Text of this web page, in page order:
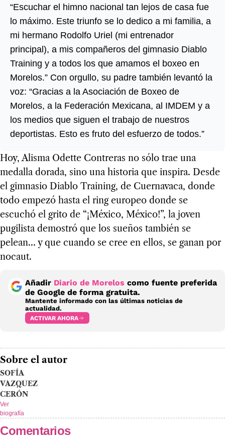
“Escuchar el himno nacional tan lejos de casa fue
lo máximo. Este triunfo se lo dedico a mi familia, a
mi hermano Rodolfo Uriel (mi entrenador
principal), a mis compañeros del gimnasio Diablo
Training y a todos los que amamos el boxeo en
Morelos.” Con orgullo, su padre también levantó la
voz: “Gracias a la Asociación de Boxeo de
Morelos, a la Federación Mexicana, al IMDEM y a
los medios que siguen el trabajo de nuestros
deportistas. Esto es fruto del esfuerzo de todos.”
Hoy, Alisma Odette Contreras no sólo trae una
medalla dorada, sino una historia que inspira. Desde
el gimnasio Diablo Training, de Cuernavaca, donde
todo empezó hasta el ring europeo donde se
escuchó el grito de “¡México, México!”, la joven
pugilista demostró que los sueños también se
pelean… y que cuando se cree en ellos, se ganan por
nocaut.
Añadir Diario de Morelos como fuente preferida
de Google de forma gratuita.
Mantente informado con las últimas noticias de
actualidad.
ACTIVAR AHORA
Sobre el autor
SOFÍA
VAZQUEZ
CERÓN
Ver
biografía
Comentarios